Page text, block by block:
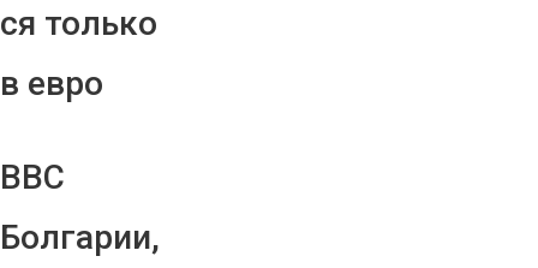
ся только
в евро
ВВС
Болгарии,